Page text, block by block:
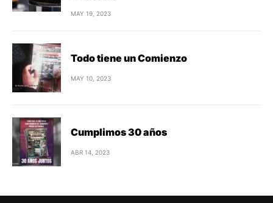
MAY 19, 2023
Todo tiene un Comienzo
MAY 10, 2023
Cumplimos 30 años
ABR 14, 2023